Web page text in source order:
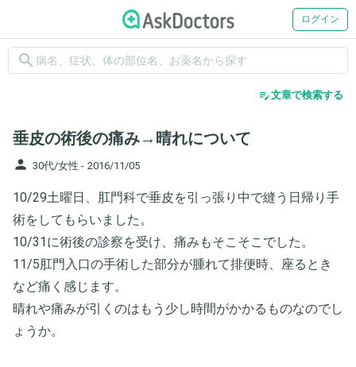
ログイン
search
edit_note文章で検索する
垂皮の術後の痛み→晴れについて
person 30代/女性 - 2016/11/05
10/29土曜日、肛門科で垂皮を引っ張り中で縫う日帰り手
術をしてもらいました。
10/31に術後の診察を受け、痛みもそこそこでした。
11/5肛門入口の手術した部分が腫れて排便時、座るとき
など痛く感じます。
晴れや痛みが引くのはもう少し時間がかかるものなのでし
ょうか。